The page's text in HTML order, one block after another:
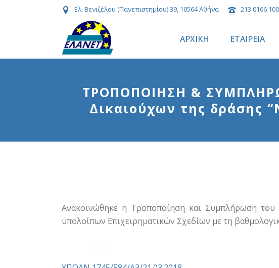
Ελ. Βενιζέλου (Πανεπιστημίου) 39, 10564 Αθήνα 213 0166 100
ΑΡΧΙΚΗ ΕΤΑΙΡΕΙΑ
ΤΡΟΠΟΠΟΙΗΣΗ &
Δικαιούχων της δράσης
Ανακοινώθηκε η Τροποποίηση και Συμπλήρωση
υπολοίπων Επιχειρηματικών Σχεδίων με τη